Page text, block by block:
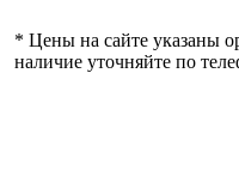
* Цены на сайте указаны
наличие уточняйте по